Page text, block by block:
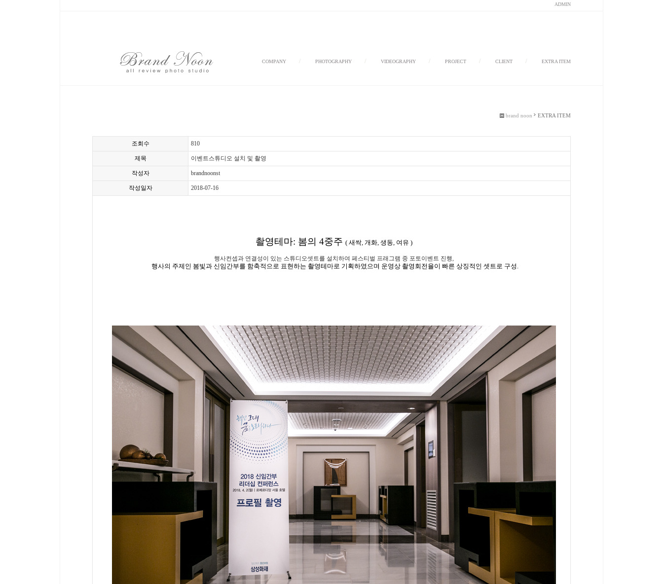
ADMIN
COMPANY / PHOTOGRAPHY / VIDEOGRAPHY / PROJECT / CLIENT / EXTRA ITEM
brand noon EXTRA ITEM
조회수 810
제목 이벤트스튜디오 설치 및 촬영
작성자 brandnoonst
작성일자 2018-07-16
촬영테마: 봄의 4중주 ( 새싹, 개화, 생동, 여유 )
행사컨셉과 연결성이 있는 스튜디오셋트를 설치하여 페스티벌 프래그램 중 포토이벤트 진행,
행사의 주제인 봄빛과 신임간부를 함축적으로 표현하는 촬영테마로 기획하였으며 운영상 촬영회전율이 빠른 상징적인 셋트로 구성.